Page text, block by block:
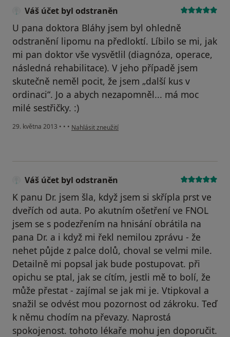
Váš účet byl odstraněn
U pana doktora Bláhy jsem byl ohledně
odstranění lipomu na předloktí. Líbilo se mi, jak
mi pan doktor vše vysvětlil (diagnóza, operace,
následná rehabilitace). V jeho případě jsem
skutečně neměl pocit, že jsem „další kus v
ordinaci“. Jo a abych nezapomněl... má moc
milé sestřičky. :)
29. května 2013 • • • podle názoru uživatele Váš účet byl odstraněn
Nahlásit zneužití
Váš účet byl odstraněn
K panu Dr. jsem šla, když jsem si skřípla prst ve
dveřích od auta. Po akutním ošetření ve FNOL
jsem se s podezřením na hnisání obrátila na
pana Dr. a i když mi řekl nemilou zprávu - že
nehet půjde z palce dolů, choval se velmi mile.
Detailně mi popsal jak bude postupovat. při
opichu se ptal, jak se cítím, jestli mě to bolí, že
může přestat - zajímal se jak mi je. Vtipkoval a
snažil se odvést mou pozornost od zákroku. Teď
k němu chodím na převazy. Naprostá
spokojenost. tohoto lékaře mohu jen doporučit.